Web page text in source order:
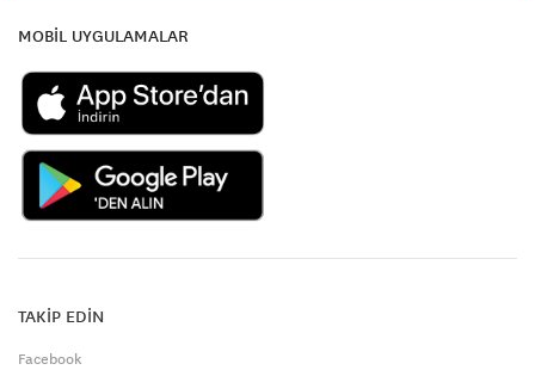
MOBİL UYGULAMALAR
TAKİP EDİN
Facebook